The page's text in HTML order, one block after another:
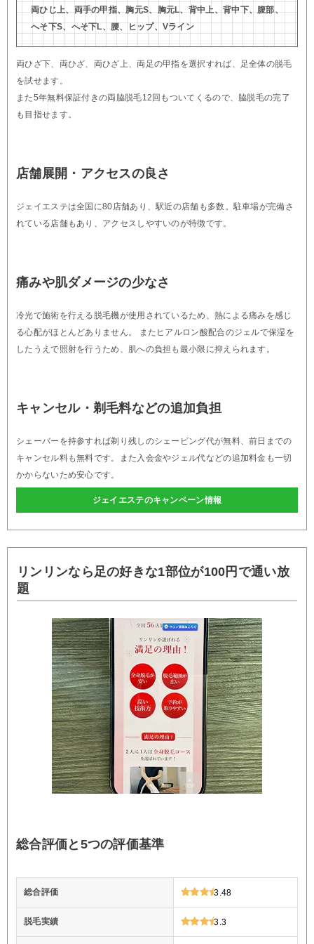
両ひじ上、両手の甲指、胸元S、胸元L、背中上、背中下、腹部、
へそ下S、へそ下L、腰、ヒップ、Vライン
両ひざ下、両ひざ、両ひざ上、両足の甲指を選択すれば、足全体の脱毛
を試せます。
また5年無料保証付きの両脇脱毛12回もついてくるので、脇脱毛の完了
も目指せます。
店舗展開・アクセスの良さ
ジェイエステは全国に80店舗あり、駅近の店舗も多数。駐車場が完備さ
れている店舗もあり、アクセスしやすいのが特徴です。
痛みや肌ダメージの少なさ
冷光で施術を行える脱毛機が使用されているため、熱による痛みを感じ
る心配がほとんどありません。 またヒアルロン酸配合のジェルで保湿を
したうえで照射を行うため、肌への負担も最小限に抑えられます。
キャンセル・剃毛料などの追加負担
シェーバーを持参すれば剃り残しのシェービング代が無料、前日までの
キャンセル料も無料です。また入会金やジェル代などの追加料金も一切
かからないため安心です。
ジェイエステのキャンペーン情報
リンリンなら足の好きな1部位が100円で通い放
題
総合評価と5つの評価基準
総合評価 3.48
脱毛実績 3.3